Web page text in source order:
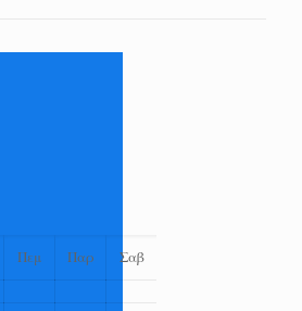
Πεμ Παρ Σαβ